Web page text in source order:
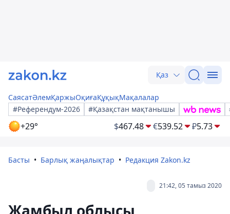
Қаз
СаясатӘлемҚаржыОқиғаҚұқықМақалалар
#Референдум-2026
#Қазақстан мақтанышы
+29° $467.48 €539.52 ₽5.73
Басты Барлық жаңалықтар Редакция Zakon.kz
21:42, 05 тамыз 2020